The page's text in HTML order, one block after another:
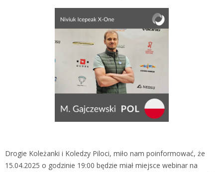
Drogie Koleżanki i Koledzy Piloci, miło nam poinformować, że
15.04.2025 o godzinie 19:00 będzie miał miejsce webinar na